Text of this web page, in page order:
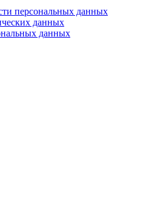
персональных данных
данных
данных